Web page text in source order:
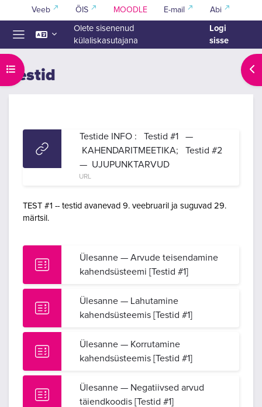
Jäta vahele peasisuni
Veeb ÕIS MOODLE E-mail Abi
Olete sisenenud
külaliskasutajana
Logi
sisse
Ava kursuse sisukord
Testid
Section outline
Testide INFO : Testid #1 —
KAHENDARITMEETIKA; Testid #2
— UJUPUNKTARVUD
URL
TEST #1 -- testid avanevad 9. veebruaril ja suguvad 29.
märtsil.
Ülesanne — Arvude teisendamine
kahendsüsteemi [Testid #1]
Ülesanne — Lahutamine
kahendsüsteemis [Testid #1]
Ülesanne — Korrutamine
kahendsüsteemis [Testid #1]
Ülesanne — Negatiivsed arvud
täiendkoodis [Testid #1]